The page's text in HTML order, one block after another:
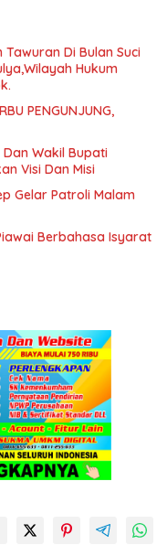
Di Bulan Suci
Hukum
PENGUNJUNG,
Wakil Bupati
Visi Dan Misi
Gelar Patroli Malam
Berbahasa Isyarat